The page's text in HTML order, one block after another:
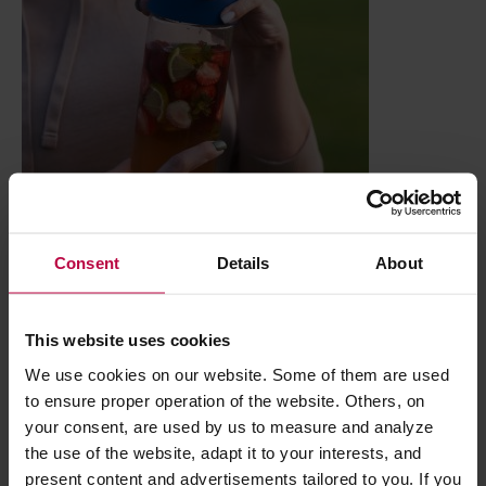
Consent Details About
This website uses cookies
We use cookies on our website. Some of them are used
to ensure proper operation of the website. Others, on
your consent, are used by us to measure and analyze
the use of the website, adapt it to your interests, and
present content and advertisements tailored to you. If you